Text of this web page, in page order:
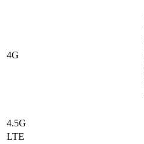
4G
4.5G
LTE